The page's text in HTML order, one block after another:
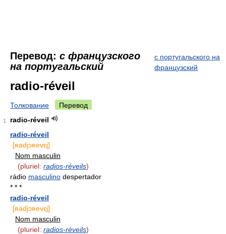
Перевод: с французского
на португальский
с португальского на
французский
radio-réveil
Толкование Перевод
1
radio-réveil
radio-réveil
[ʀadjɔʀevɛj]
Nom masculin
(pluriel: radios-réveils)
rádio masculino despertador
* * *
radio-réveil
[ʀadjɔʀevɛj]
Nom masculin
(pluriel: radios-réveils)